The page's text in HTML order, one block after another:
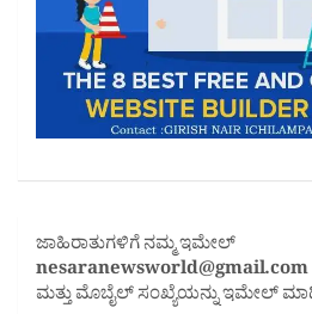
ಜಾಹಿರಾತುಗಳಿಗೆ ನಮ್ಮ ಇಮೇಲ್
nesaranewsworld@gmail.com
ಮತ್ತು ಮೊಬೈಲ್ ಸಂಖ್ಯೆಯನ್ನು ಇಮೇಲ್